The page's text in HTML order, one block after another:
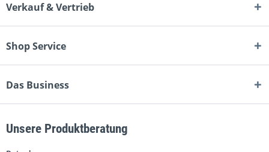
Verkauf & Vertrieb
Shop Service
Das Business
Unsere Produktberatung